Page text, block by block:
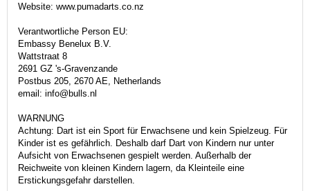
Website: www.pumadarts.co.nz
Verantwortliche Person EU:
Embassy Benelux B.V.
Wattstraat 8
2691 GZ 's-Gravenzande
Postbus 205, 2670 AE, Netherlands
email: info@bulls.nl
WARNUNG
Achtung: Dart ist ein Sport für Erwachsene und kein Spielzeug. Für
Kinder ist es gefährlich. Deshalb darf Dart von Kindern nur unter
Aufsicht von Erwachsenen gespielt werden. Außerhalb der
Reichweite von kleinen Kindern lagern, da Kleinteile eine
Erstickungsgefahr darstellen.